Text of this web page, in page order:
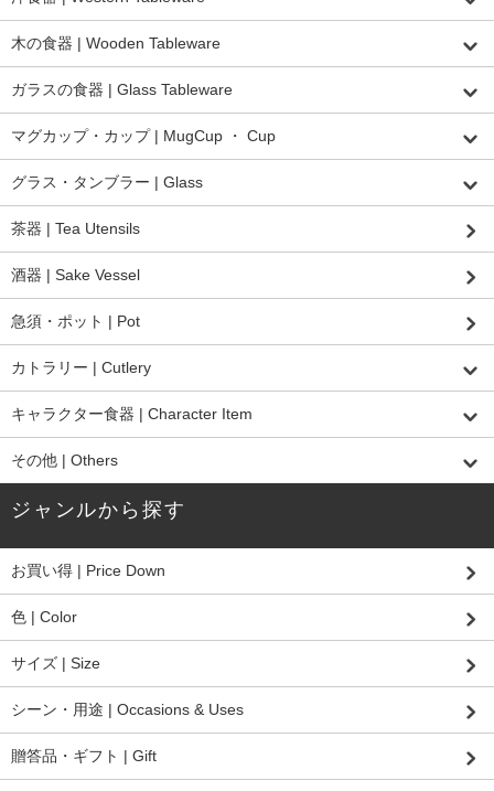
木の食器 | Wooden Tableware
ガラスの食器 | Glass Tableware
マグカップ・カップ | MugCup ・ Cup
グラス・タンブラー | Glass
茶器 | Tea Utensils
酒器 | Sake Vessel
急須・ポット | Pot
カトラリー | Cutlery
キャラクター食器 | Character Item
その他 | Others
ジャンルから探す
お買い得 | Price Down
色 | Color
サイズ | Size
シーン・用途 | Occasions & Uses
贈答品・ギフト | Gift